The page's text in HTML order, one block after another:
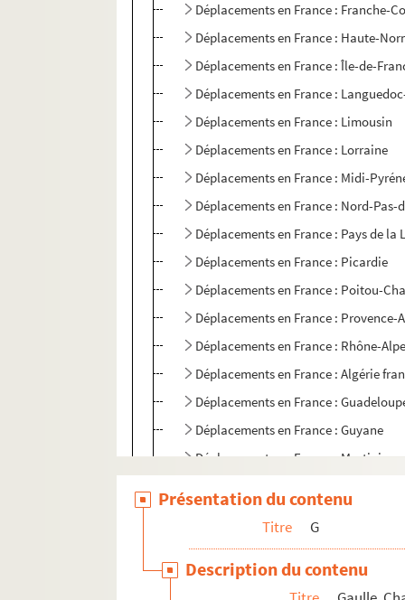
Déplacements en France : Franche-
Déplacements en France : Haute-
Déplacements en France : Île-de-
Déplacements en France :
Déplacements en France : Limousin
Déplacements en France : Lorraine
Déplacements en France : Midi-
Déplacements en France : Nord-Pas-
Déplacements en France : Pays de la
Déplacements en France : Picardie
Déplacements en France : Poitou-
Déplacements en France : Provence-
Déplacements en France : Rhône-
Déplacements en France : Algérie
Déplacements en France :
Déplacements en France : Guyane
Déplacements en France : Martinique
Voyages à l'étranger : Andorre
Présentation du contenu
Titre G
Description du contenu